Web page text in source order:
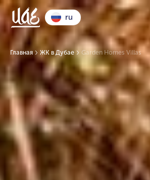
ru
Главная ЖК в Дубае Garden Homes Villas